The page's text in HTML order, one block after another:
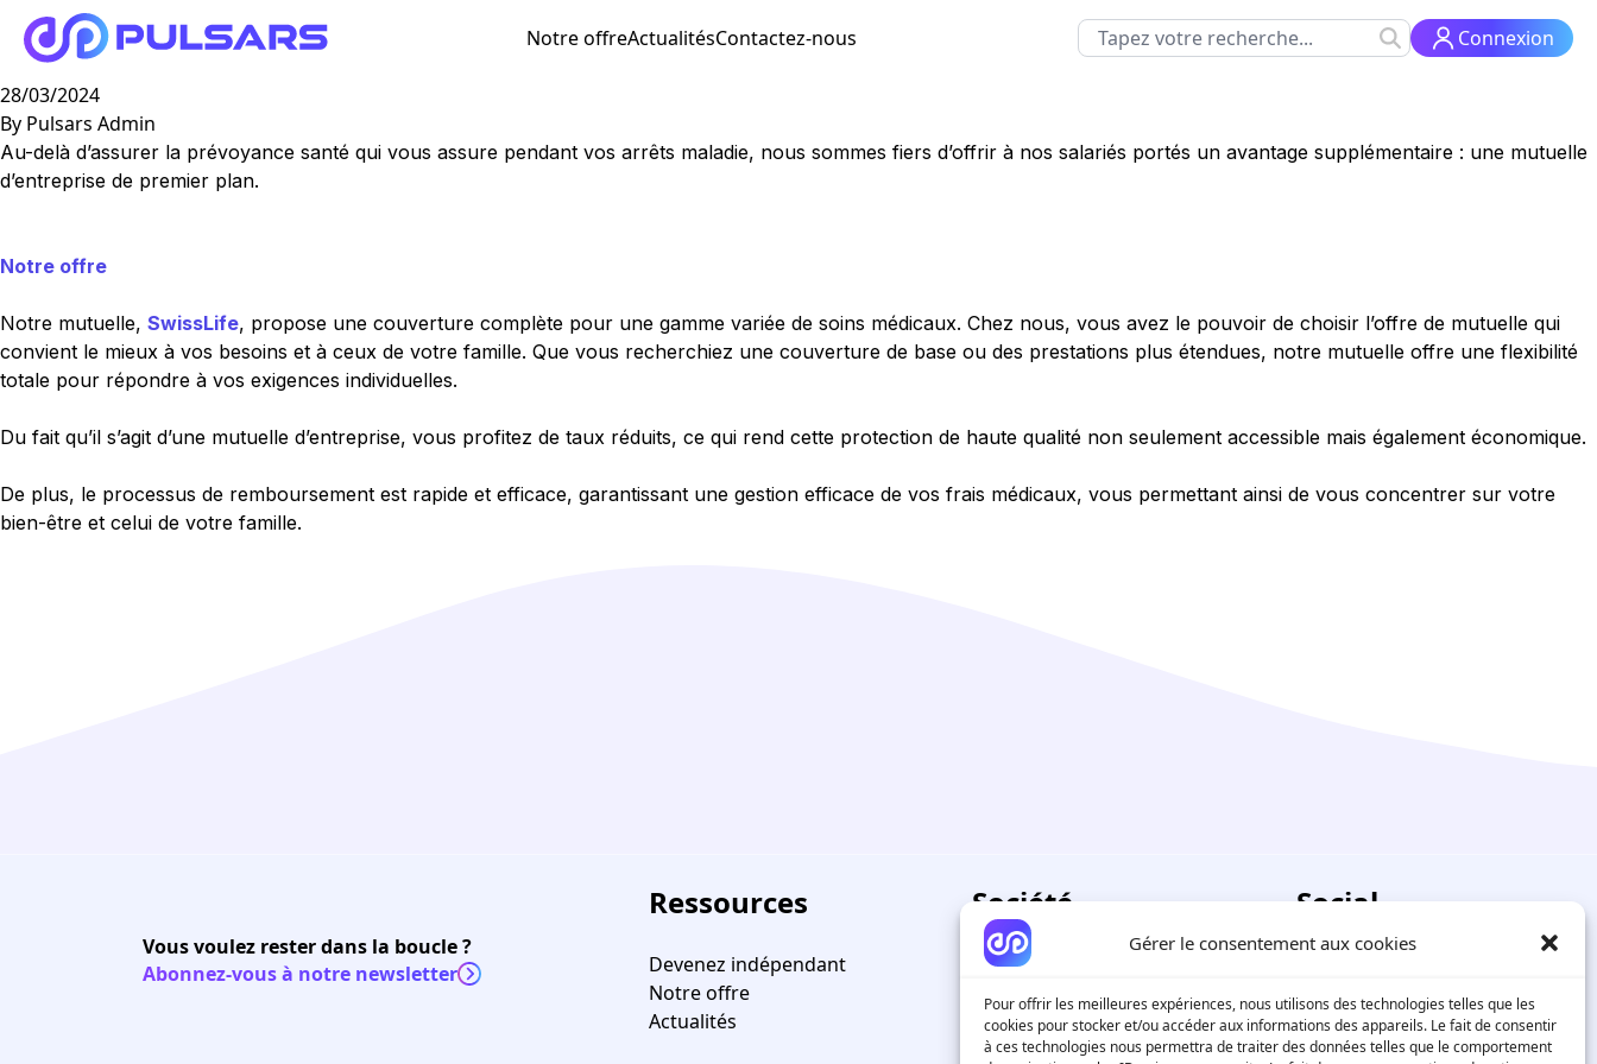
Gérer le consentement aux cookies
Pour offrir les meilleures expériences, nous utilisons des technologies telles que les
cookies pour stocker et/ou accéder aux informations des appareils. Le fait de consentir
à ces technologies nous permettra de traiter des données telles que le comportement
Aller au contenu
Notre offreActualitésContactez-nous Connexion
La Mutuelle
28/03/2024
By Pulsars Admin
Au-delà d’assurer la prévoyance santé qui vous assure pendant vos arrêts maladie, nous sommes fiers d’offrir à nos salariés portés un avantage supplémentaire : une mutuelle
d’entreprise de premier plan.
Notre offre
Notre mutuelle, SwissLife, propose une couverture complète pour une gamme variée de soins médicaux. Chez nous, vous avez le pouvoir de choisir l’offre de mutuelle qui
convient le mieux à vos besoins et à ceux de votre famille. Que vous recherchiez une couverture de base ou des prestations plus étendues, notre mutuelle offre une flexibilité
totale pour répondre à vos exigences individuelles.
Du fait qu’il s’agit d’une mutuelle d’entreprise, vous profitez de taux réduits, ce qui rend cette protection de haute qualité non seulement accessible mais également économique.
De plus, le processus de remboursement est rapide et efficace, garantissant une gestion efficace de vos frais médicaux, vous permettant ainsi de vous concentrer sur votre
bien-être et celui de votre famille.
Vous voulez rester dans la boucle ?
Abonnez-vous à notre newsletter
Ressources
Devenez indépendant
Notre offre
Actualités
Société
FAQ
Contactez-nous
Social
LinkedIn